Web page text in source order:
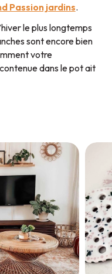
Passion jardins.
le plus longtemps
sont encore bien
votre
dans le pot ait